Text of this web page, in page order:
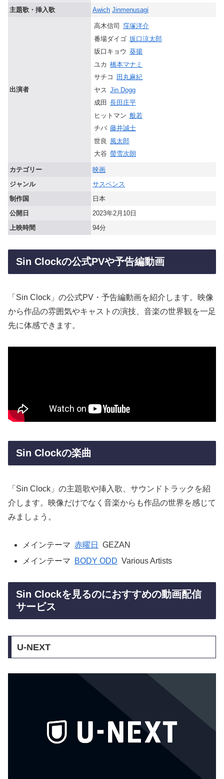
主題歌・挿入歌
Awich Jinmenusagi
出演者
高木信司 窪塚洋介
番場ダイゴ 坂口涼太郎
坂口キョウ 葵揚
ユカ 橋本マナミ
サチコ
田丸麻紀
ヤス Jin Dogg
成田 長田庄平
ヒットマン 般若
チバ 藤井誠士
世良 風太郎
大谷 螢雪次朗
カテゴリー
映画
ジャンル
サスペンス
制作国
日本
公開日
2023年2月10日
上映時間
94分
Sin Clockの公式PVや予告編動画
「Sin Clock」の公式PV・予告編動画を紹介します。映像
から作品の雰囲気やキャストの演技、音楽の世界観を一足
先に体感できます。
Sin Clockの楽曲
「Sin Clock」の主題歌や挿入歌、サウンドトラックを紹
介します。映像だけでなく音楽からも作品の世界を感じて
みましょう。
メインテーマ 赤曜日
GEZAN
メインテーマ
BODY ODD Various Artists
Sin Clockを見るのにおすすめの動画配信
サービス
U-NEXT